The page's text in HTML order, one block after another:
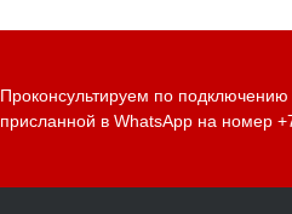
Проконсультируем по
присланной в WhatsApp на номер